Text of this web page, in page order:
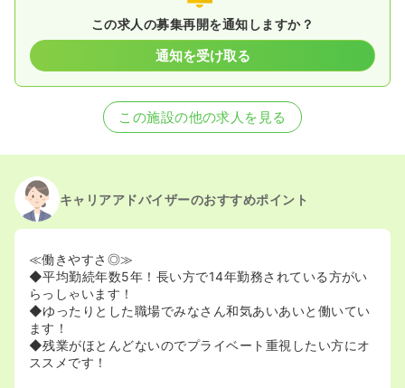
この求人の募集再開を通知しますか？
通知を受け取る
この施設の他の求人を見る
キャリアアドバイザーのおすすめポイント
≪働きやすさ◎≫
◆平均勤続年数5年！長い方で14年勤務されている方がい
らっしゃいます！
◆ゆったりとした職場でみなさん和気あいあいと働いてい
ます！
◆残業がほとんどないのでプライベート重視したい方にオ
ススメです！